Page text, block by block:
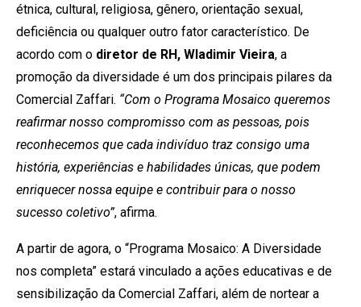
étnica, cultural, religiosa, gênero, orientação sexual,
deficiência ou qualquer outro fator característico. De
acordo com o diretor de RH, Wladimir Vieira, a
promoção da diversidade é um dos principais pilares da
Comercial Zaffari. “Com o Programa Mosaico queremos
reafirmar nosso compromisso com as pessoas, pois
reconhecemos que cada indivíduo traz consigo uma
história, experiências e habilidades únicas, que podem
enriquecer nossa equipe e contribuir para o nosso
sucesso coletivo”, afirma.
A partir de agora, o “Programa Mosaico: A Diversidade
nos completa” estará vinculado a ações educativas e de
sensibilização da Comercial Zaffari, além de nortear a